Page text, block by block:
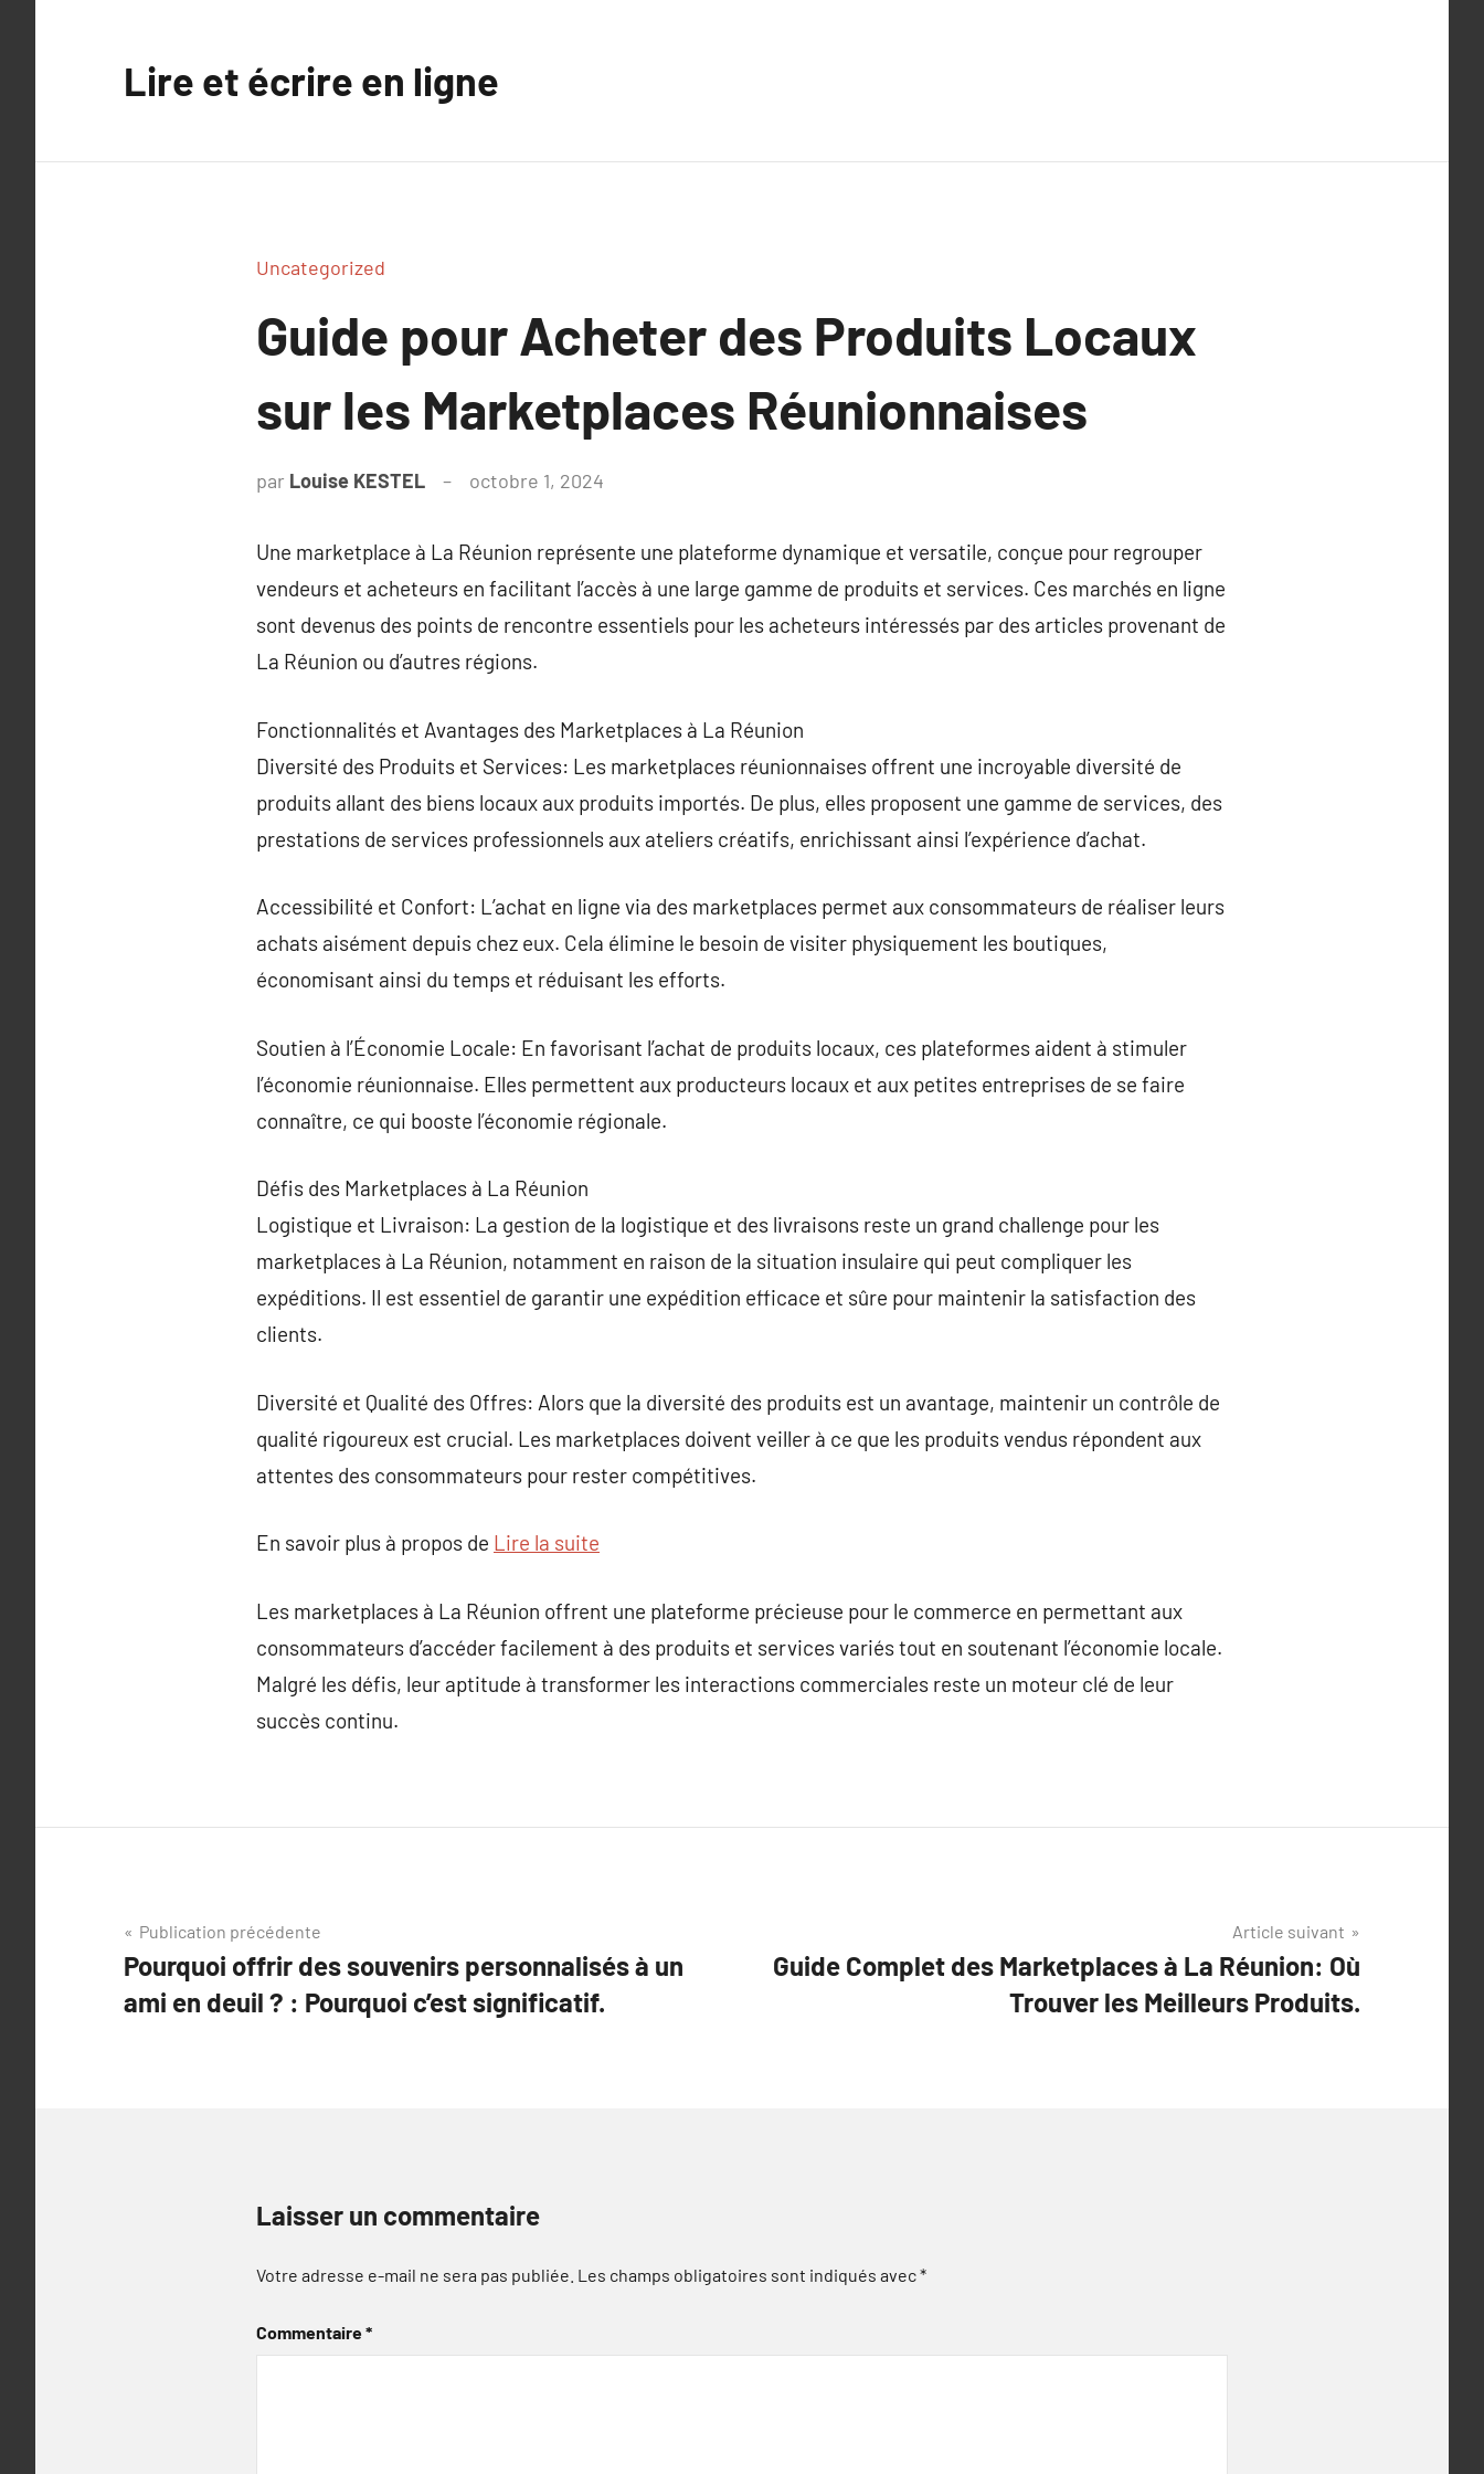
Lire et écrire en ligne
Uncategorized
Guide pour Acheter des Produits Locaux
sur les Marketplaces Réunionnaises
par Louise KESTEL octobre 1, 2024
Une marketplace à La Réunion représente une plateforme dynamique et versatile, conçue pour regrouper
vendeurs et acheteurs en facilitant l’accès à une large gamme de produits et services. Ces marchés en ligne
sont devenus des points de rencontre essentiels pour les acheteurs intéressés par des articles provenant de
La Réunion ou d’autres régions.
Fonctionnalités et Avantages des Marketplaces à La Réunion
Diversité des Produits et Services: Les marketplaces réunionnaises offrent une incroyable diversité de
produits allant des biens locaux aux produits importés. De plus, elles proposent une gamme de services, des
prestations de services professionnels aux ateliers créatifs, enrichissant ainsi l’expérience d’achat.
Accessibilité et Confort: L’achat en ligne via des marketplaces permet aux consommateurs de réaliser leurs
achats aisément depuis chez eux. Cela élimine le besoin de visiter physiquement les boutiques,
économisant ainsi du temps et réduisant les efforts.
Soutien à l’Économie Locale: En favorisant l’achat de produits locaux, ces plateformes aident à stimuler
l’économie réunionnaise. Elles permettent aux producteurs locaux et aux petites entreprises de se faire
connaître, ce qui booste l’économie régionale.
Défis des Marketplaces à La Réunion
Logistique et Livraison: La gestion de la logistique et des livraisons reste un grand challenge pour les
marketplaces à La Réunion, notamment en raison de la situation insulaire qui peut compliquer les
expéditions. Il est essentiel de garantir une expédition efficace et sûre pour maintenir la satisfaction des
clients.
Diversité et Qualité des Offres: Alors que la diversité des produits est un avantage, maintenir un contrôle de
qualité rigoureux est crucial. Les marketplaces doivent veiller à ce que les produits vendus répondent aux
attentes des consommateurs pour rester compétitives.
En savoir plus à propos de Lire la suite
Les marketplaces à La Réunion offrent une plateforme précieuse pour le commerce en permettant aux
consommateurs d’accéder facilement à des produits et services variés tout en soutenant l’économie locale.
Malgré les défis, leur aptitude à transformer les interactions commerciales reste un moteur clé de leur
succès continu.
Navigation
de
l’article
Publication précédente
Pourquoi offrir des souvenirs personnalisés à un
ami en deuil ? : Pourquoi c’est significatif.
Article suivant
Guide Complet des Marketplaces à La Réunion: Où
Trouver les Meilleurs Produits.
Laisser un commentaire
Votre adresse e-mail ne sera pas publiée. Les champs obligatoires sont indiqués avec*
Commentaire*